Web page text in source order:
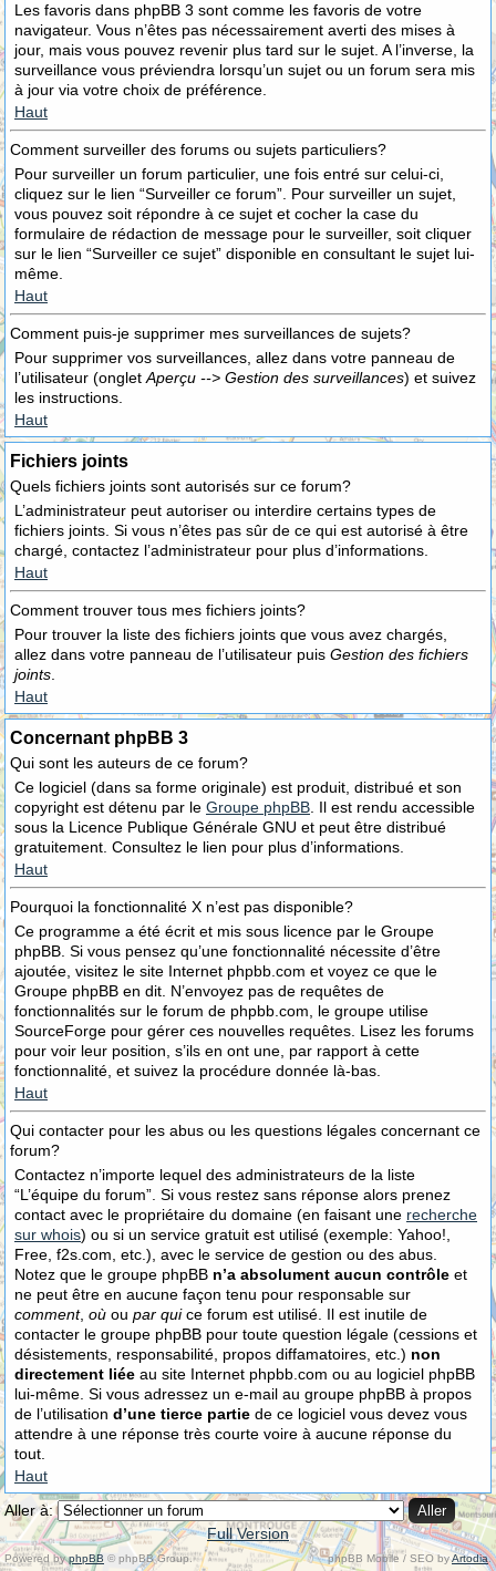
Les favoris dans phpBB 3 sont comme les favoris de votre
navigateur. Vous n’êtes pas nécessairement averti des mises à
jour, mais vous pouvez revenir plus tard sur le sujet. A l’inverse, la
surveillance vous préviendra lorsqu’un sujet ou un forum sera mis
à jour via votre choix de préférence.
Haut
Comment surveiller des forums ou sujets particuliers?
Pour surveiller un forum particulier, une fois entré sur celui-ci,
cliquez sur le lien “Surveiller ce forum”. Pour surveiller un sujet,
vous pouvez soit répondre à ce sujet et cocher la case du
formulaire de rédaction de message pour le surveiller, soit cliquer
sur le lien “Surveiller ce sujet” disponible en consultant le sujet lui-
même.
Haut
Comment puis-je supprimer mes surveillances de sujets?
Pour supprimer vos surveillances, allez dans votre panneau de
l’utilisateur (onglet Aperçu --> Gestion des surveillances) et suivez
les instructions.
Haut
Fichiers joints
Quels fichiers joints sont autorisés sur ce forum?
L’administrateur peut autoriser ou interdire certains types de
fichiers joints. Si vous n’êtes pas sûr de ce qui est autorisé à être
chargé, contactez l’administrateur pour plus d’informations.
Haut
Comment trouver tous mes fichiers joints?
Pour trouver la liste des fichiers joints que vous avez chargés,
allez dans votre panneau de l’utilisateur puis Gestion des fichiers
joints
Haut
Concernant phpBB 3
Qui sont les auteurs de ce forum?
Ce logiciel (dans sa forme originale) est produit, distribué et son
copyright est détenu par le Groupe phpBB . Il est rendu accessible
sous la Licence Publique Générale GNU et peut être distribué
gratuitement. Consultez le lien pour plus d’informations.
Haut
Pourquoi la fonctionnalité X n’est pas disponible?
Ce programme a été écrit et mis sous licence par le Groupe
phpBB. Si vous pensez qu’une fonctionnalité nécessite d’être
ajoutée, visitez le site Internet phpbb.com et voyez ce que le
Groupe phpBB en dit. N’envoyez pas de requêtes de
fonctionnalités sur le forum de phpbb.com, le groupe utilise
SourceForge pour gérer ces nouvelles requêtes. Lisez les forums
pour voir leur position, s’ils en ont une, par rapport à cette
fonctionnalité, et suivez la procédure donnée là-bas.
Haut
Qui contacter pour les abus ou les questions légales concernant ce
forum?
Contactez n’importe lequel des administrateurs de la liste
“L’équipe du forum”. Si vous restez sans réponse alors prenez
contact avec le propriétaire du domaine (en faisant une recherche
sur whois) ou si un service gratuit est utilisé (exemple: Yahoo!,
Free, f2s.com, etc.), avec le service de gestion ou des abus.
Notez que le groupe phpBB n’a absolument aucun contrôle et
ne peut être en aucune façon tenu pour responsable sur
comment, où ou par quice forum est utilisé. Il est inutile de
contacter le groupe phpBB pour toute question légale (cessions et
désistements, responsabilité, propos diffamatoires, etc.) non
directement liée au site Internet phpbb.com ou au logiciel phpBB
lui-même. Si vous adressez un e-mail au groupe phpBB à propos
de l’utilisation d’une tierce partie de ce logiciel vous devez vous
attendre à une réponse très courte voire à aucune réponse du
tout.
Haut
Aller à:
Full Version
Powered byphpBB © phpBB Group. phpBB Mobile / SEO byArtodia.